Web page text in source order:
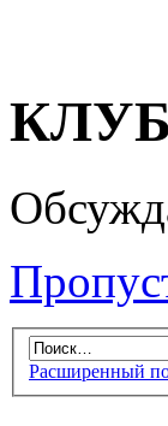
КЛУБ
Расширенный